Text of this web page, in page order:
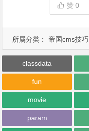
所属分类： 帝国cms技巧
赞0
classdata
fun
movie
param